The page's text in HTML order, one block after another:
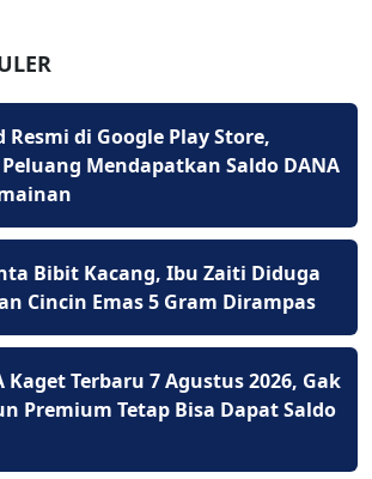
Resmi di Google Play Store,
Mendapatkan Saldo DANA
Bibit Kacang, Ibu Zaiti Diduga
Cincin Emas 5 Gram Dirampas
Kaget Terbaru 7 Agustus 2026, Gak
Premium Tetap Bisa Dapat Saldo